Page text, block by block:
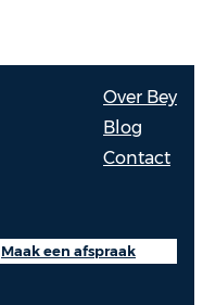
Over Bey
Blog
Contact
Maak een afspraak